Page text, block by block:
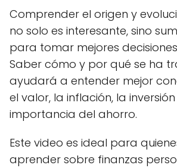
Comprender el origen y
no solo es interesante, sino
para tomar mejores
Saber cómo y por qué se ha
ayudará a entender mejor
el valor, la inflación, la
importancia del ahorro.
Este video es ideal para
aprender sobre finanzas